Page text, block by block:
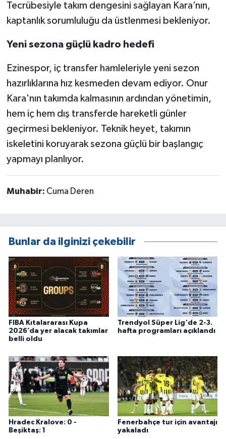
Tecrübesiyle takım dengesini sağlayan Kara’nın,
kaptanlık sorumluluğu da üstlenmesi bekleniyor.
Yeni sezona güçlü kadro hedefi
Ezinespor, iç transfer hamleleriyle yeni sezon
hazırlıklarına hız kesmeden devam ediyor. Onur
Kara'nın takımda kalmasının ardından yönetimin,
hem iç hem dış transferde hareketli günler
geçirmesi bekleniyor. Teknik heyet, takımın
iskeletini koruyarak sezona güçlü bir başlangıç
yapmayı planlıyor.
Muhabir: Cuma Deren
Bunlar da ilginizi çekebilir
FIBA Kıtalararası Kupa
2026’da yer alacak takımlar
belli oldu
Trendyol Süper Lig'de 2-3.
hafta programları açıklandı
Hradec Kralove: 0 -
Beşiktaş: 1
Fenerbahçe tur için avantajı
yakaladı